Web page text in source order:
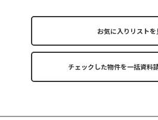
お気に入りリストを